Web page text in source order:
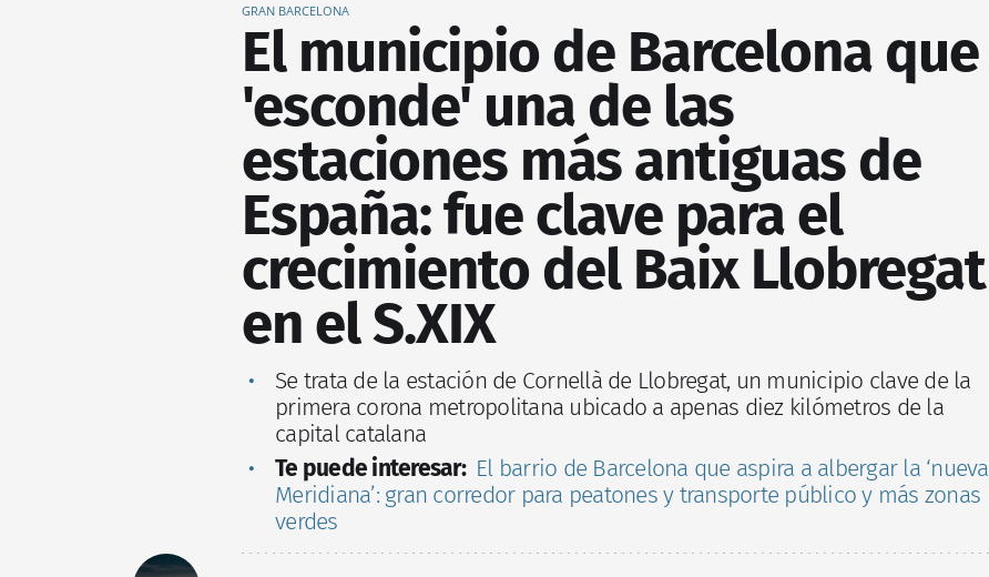
GRAN BARCELONA
El municipio de Barcelona que
'esconde' una de las
estaciones más antiguas de
España: fue clave para el
crecimiento del Baix Llobregat
en el S.XIX
Se trata de la estación de Cornellà de Llobregat, un municipio clave de la
primera corona metropolitana ubicado a apenas diez kilómetros de la
capital catalana
Te puede interesar: El barrio de Barcelona que aspira a albergar la ‘nueva
Meridiana’: gran corredor para peatones y transporte público y más zonas
verdes